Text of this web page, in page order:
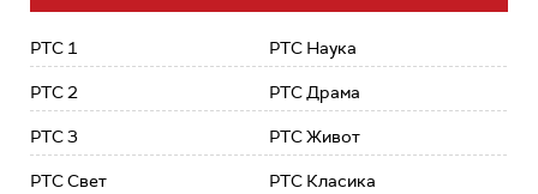
РТС 1
РТС 2
РТС 3
РТС Свет
РТС Наука
РТС Драма
РТС Живот
РТС Класика